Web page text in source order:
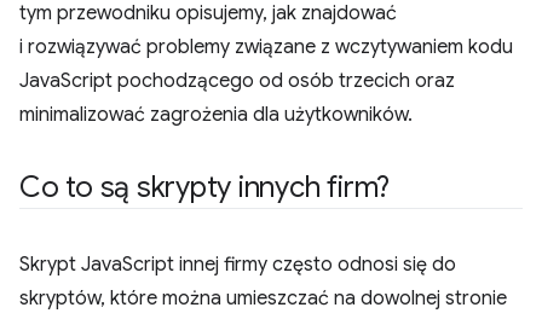
tym przewodniku opisujemy, jak znajdować
i rozwiązywać problemy związane z wczytywaniem kodu
JavaScript pochodzącego od osób trzecich oraz
minimalizować zagrożenia dla użytkowników.
Co to są skrypty innych firm?
Skrypt JavaScript innej firmy często odnosi się do
skryptów, które można umieszczać na dowolnej stronie